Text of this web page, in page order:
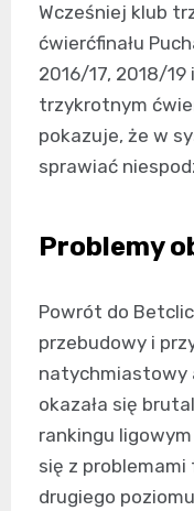
Wcześniej klub
ćwierćfinału
2016/17, 2018/
trzykrotnym
pokazuje, że w
sprawiać
Problemy
Powrót do Betclic
przebudowy i
natychmiastowy
okazała się
rankingu
się z
drugiego